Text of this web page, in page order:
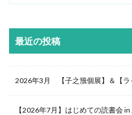
最近の投稿
2026年3月 【子之籏個展】＆【ラ
【2026年7月】はじめての読書会